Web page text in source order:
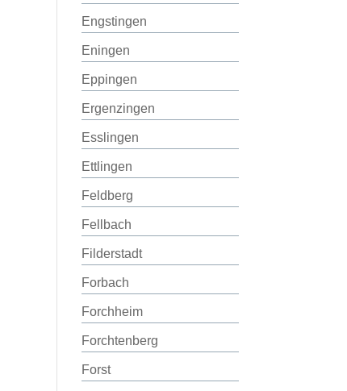
Engstingen
Eningen
Eppingen
Ergenzingen
Esslingen
Ettlingen
Feldberg
Fellbach
Filderstadt
Forbach
Forchheim
Forchtenberg
Forst